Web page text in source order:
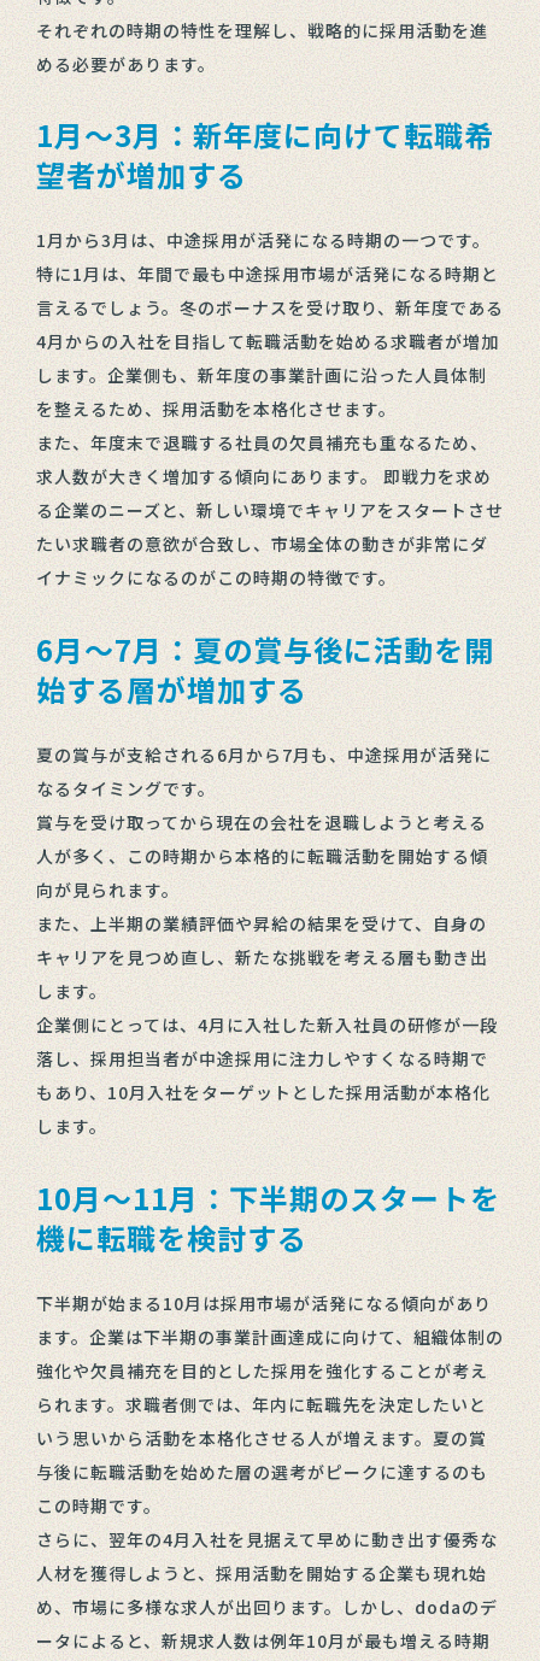
それぞれの時期の特性を理解し、戦略的に採用活動を進
める必要があります。
1月～3月：新年度に向けて転職希
望者が増加する
1月から3月は、中途採用が活発になる時期の一つです。
特に1月は、年間で最も中途採用市場が活発になる時期と
言えるでしょう。冬のボーナスを受け取り、新年度である
4月からの入社を目指して転職活動を始める求職者が増加
します。企業側も、新年度の事業計画に沿った人員体制
を整えるため、採用活動を本格化させます。
また、年度末で退職する社員の欠員補充も重なるため、
求人数が大きく増加する傾向にあります。 即戦力を求め
る企業のニーズと、新しい環境でキャリアをスタートさせ
たい求職者の意欲が合致し、市場全体の動きが非常にダ
イナミックになるのがこの時期の特徴です。
6月～7月：夏の賞与後に活動を開
始する層が増加する
夏の賞与が支給される6月から7月も、中途採用が活発に
なるタイミングです。
賞与を受け取ってから現在の会社を退職しようと考える
人が多く、この時期から本格的に転職活動を開始する傾
向が見られます。
また、上半期の業績評価や昇給の結果を受けて、自身の
キャリアを見つめ直し、新たな挑戦を考える層も動き出
します。
企業側にとっては、4月に入社した新入社員の研修が一段
落し、採用担当者が中途採用に注力しやすくなる時期で
もあり、10月入社をターゲットとした採用活動が本格化
します。
10月～11月：下半期のスタートを
機に転職を検討する
下半期が始まる10月は採用市場が活発になる傾向があり
ます。企業は下半期の事業計画達成に向けて、組織体制の
強化や欠員補充を目的とした採用を強化することが考え
られます。求職者側では、年内に転職先を決定したいと
いう思いから活動を本格化させる人が増えます。夏の賞
与後に転職活動を始めた層の選考がピークに達するのも
この時期です。
さらに、翌年の4月入社を見据えて早めに動き出す優秀な
人材を獲得しようと、採用活動を開始する企業も現れ始
め、市場に多様な求人が出回ります。しかし、dodaのデ
ータによると、新規求人数は例年10月が最も増える時期